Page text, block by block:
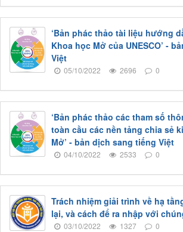
‘Bản phác thảo tài liệu hướng
Khoa học Mở của UNESCO’ -
Việt
05/10/2022 2696 0
‘Bản phác thảo các tham số
toàn cầu các nền tảng chia sẻ
Mở’ - bản dịch sang tiếng Việt
04/10/2022 2533 0
Trách nhiệm giải trình về hạ
lại, và cách để ra nhập với
03/10/2022 1327 0